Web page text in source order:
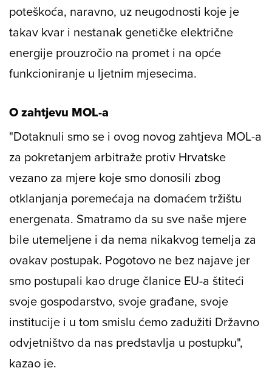
poteškoća, naravno, uz neugodnosti koje je
takav kvar i nestanak genetičke električne
energije prouzročio na promet i na opće
funkcioniranje u ljetnim mjesecima.
O zahtjevu MOL-a
"Dotaknuli smo se i ovog novog zahtjeva MOL-a
za pokretanjem arbitraže protiv Hrvatske
vezano za mjere koje smo donosili zbog
otklanjanja poremećaja na domaćem tržištu
energenata. Smatramo da su sve naše mjere
bile utemeljene i da nema nikakvog temelja za
ovakav postupak. Pogotovo ne bez najave jer
smo postupali kao druge članice EU-a štiteći
svoje gospodarstvo, svoje građane, svoje
institucije i u tom smislu ćemo zadužiti Državno
odvjetništvo da nas predstavlja u postupku",
kazao je.